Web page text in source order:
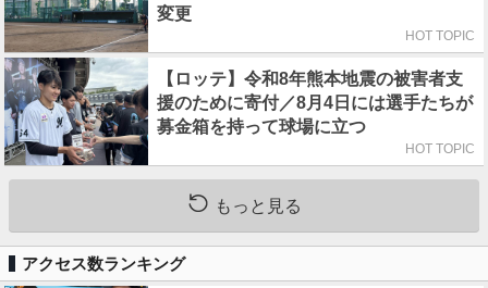
変更
HOT TOPIC
【ロッテ】令和8年熊本地震の被害者支
援のために寄付／8月4日には選手たちが
募金箱を持って球場に立つ
HOT TOPIC
もっと見る
アクセス数ランキング